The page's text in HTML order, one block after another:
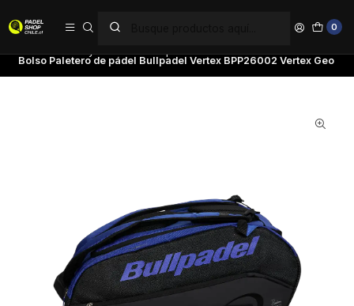
0
Bolso Paletero de pádel Bullpadel Vertex BPP26002 Vertex Geo